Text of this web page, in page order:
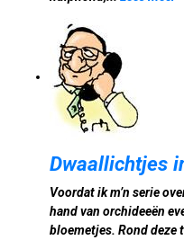
Dwaallichtjes
Voordat ik m’n serie
hand van orchideeën
bloemetjes. Rond deze